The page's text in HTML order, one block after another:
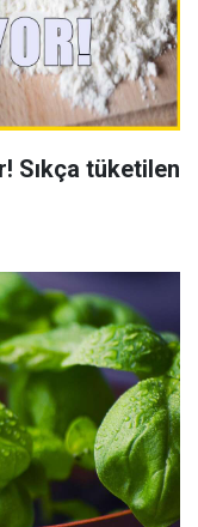
Sıkça tüketilen